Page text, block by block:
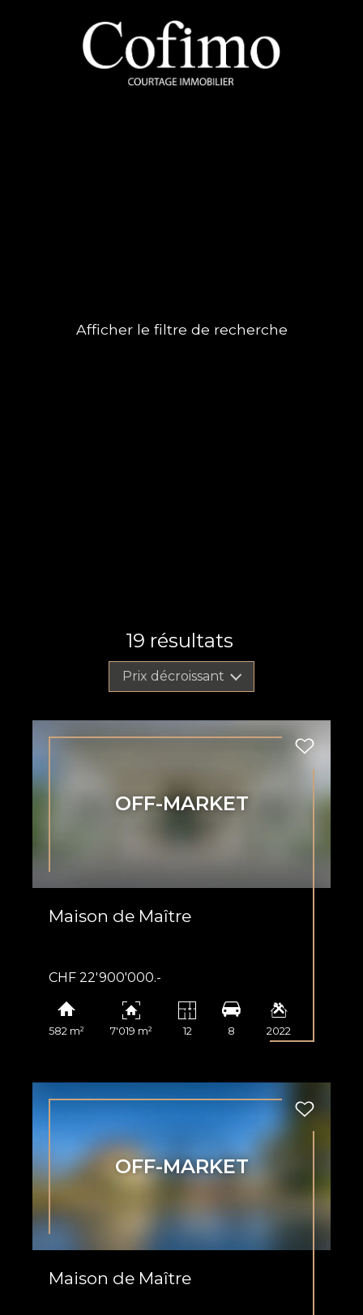
Afficher le filtre de recherche
19 résultats
Prix décroissant
OFF-MARKET
Maison de Maître
CHF 22'900'000.-
582 m² 7'019 m² 12 8 2022
OFF-MARKET
Maison de Maître